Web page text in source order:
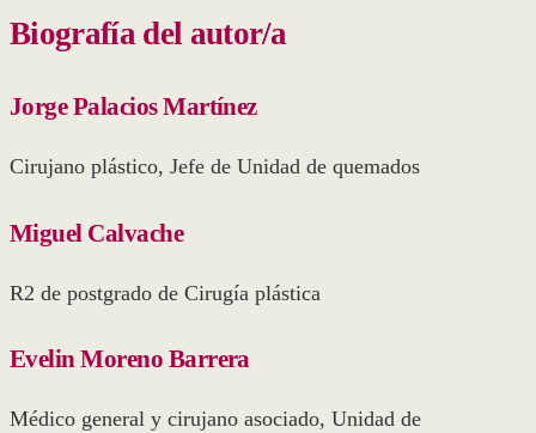
Biografía del autor/a
Jorge Palacios Martínez
Cirujano plástico, Jefe de Unidad de quemados
Miguel Calvache
R2 de postgrado de Cirugía plástica
Evelin Moreno Barrera
Médico general y cirujano asociado, Unidad de